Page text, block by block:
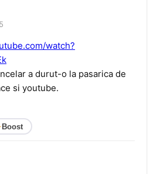
watch?
a durut-o la pasarica de
si youtube.
Boost